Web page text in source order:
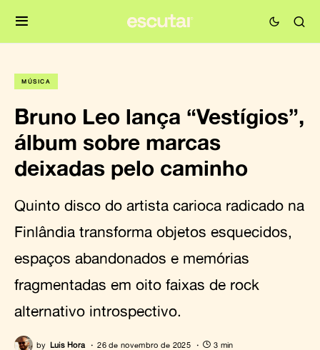
MÚSICA
Bruno Leo lança “Vestígios”,
álbum sobre marcas
deixadas pelo caminho
Quinto disco do artista carioca radicado na
Finlândia transforma objetos esquecidos,
espaços abandonados e memórias
fragmentadas em oito faixas de rock
alternativo introspectivo.
by Luis Hora 26 de novembro de 2025 3 min